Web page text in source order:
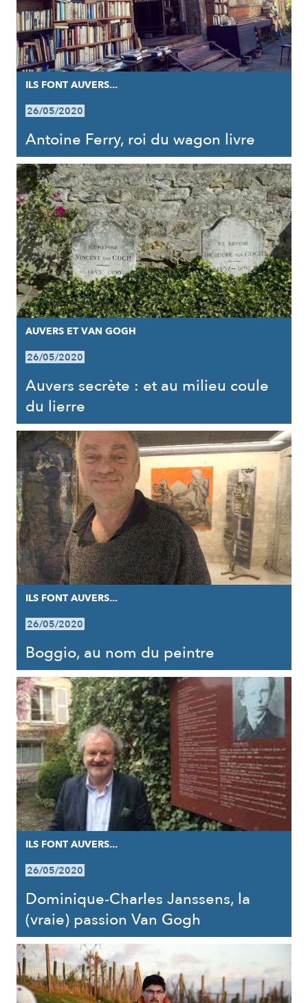
ILS FONT AUVERS...
26/05/2020
Antoine Ferry, roi du wagon livre
AUVERS ET VAN GOGH
26/05/2020
Auvers secrète : et au milieu coule
du lierre
ILS FONT AUVERS...
26/05/2020
Boggio, au nom du peintre
ILS FONT AUVERS...
26/05/2020
Dominique-Charles Janssens, la
(vraie) passion Van Gogh